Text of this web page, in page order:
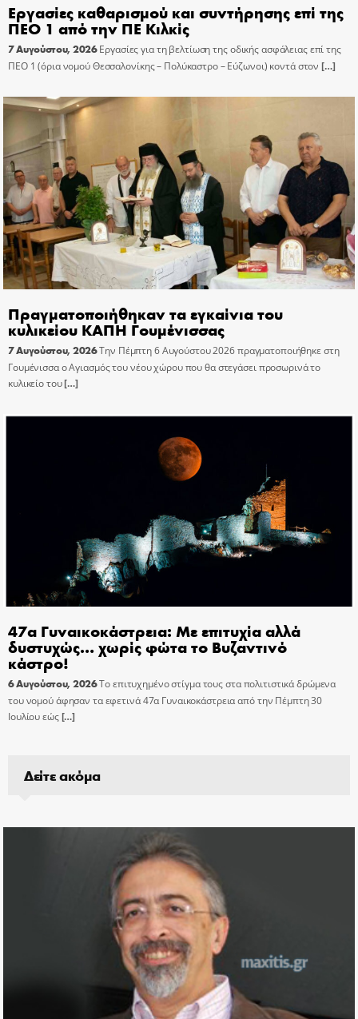
Εργασίες καθαρισμού και συντήρησης επί της
ΠΕΟ 1 από την ΠΕ Κιλκίς
7 Αυγούστου, 2026 Εργασίες για τη βελτίωση της οδικής ασφάλειας επί της
ΠΕΟ 1 (όρια νομού Θεσσαλονίκης – Πολύκαστρο – Εύζωνοι) κοντά στον […]
Πραγματοποιήθηκαν τα εγκαίνια του
κυλικείου ΚΑΠΗ Γουμένισσας
7 Αυγούστου, 2026Την Πέμπτη 6 Αυγούστου 2026 πραγματοποιήθηκε στη
Γουμένισσα ο Αγιασμός του νέου χώρου που θα στεγάσει προσωρινά το
κυλικείο του[…]
47α Γυναικοκάστρεια: Με επιτυχία αλλά
δυστυχώς… χωρίς φώτα το Βυζαντινό
κάστρο!
6 Αυγούστου, 2026Το επιτυχημένο στίγμα τους στα πολιτιστικά δρώμενα
του νομού άφησαν τα εφετινά 47α Γυναικοκάστρεια από την Πέμπτη 30
Ιουλίου εώς[…]
Δείτε ακόμα